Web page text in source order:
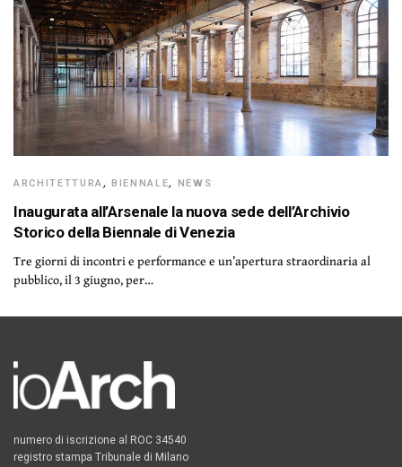
ARCHITETTURA,BIENNALE, NEWS
Inaugurata all’Arsenale la nuova sede dell’Archivio
Storico della Biennale di Venezia
Tre giorni di incontri e performance e un’apertura straordinaria al
pubblico, il 3 giugno, per…
numero di iscrizione al ROC 34540
registro stampa Tribunale di Milano